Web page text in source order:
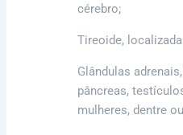
cérebro;
Tireoide,
Glândulas
pâncreas,
mulheres, dentre